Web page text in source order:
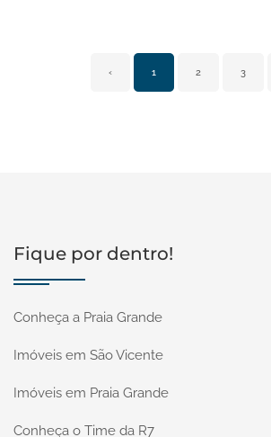
‹ 1 2 3
Fique por dentro!
Conheça a Praia Grande
Imóveis em São Vicente
Imóveis em Praia Grande
Conheça o Time da R7